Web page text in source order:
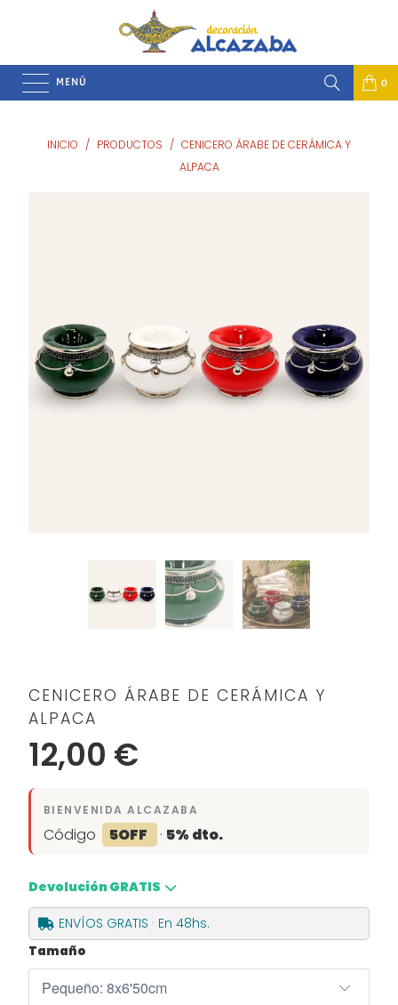
MENÚ 0
INICIO / PRODUCTOS / CENICERO ÁRABE DE CERÁMICA Y
ALPACA
CENICERO ÁRABE DE CERÁMICA Y
ALPACA
12,00 €
BIENVENIDA ALCAZABA
Código 5OFF · 5% dto.
Devolución GRATIS
ENVÍOS GRATIS · En 48hs.
Tamaño